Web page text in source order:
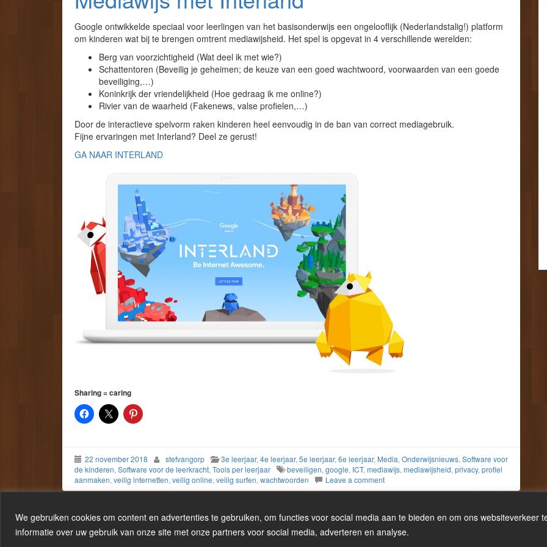
We gebruiken cookies om content en advertenties te gebruiken, om functies voor social media aan te bieden en om ons websiteverkeer
informatie over uw gebruik van onze site met onze partners voor social media, adverteren en analyse.
Google ontwikkelde speciaal voor leerlingen van het basisonderwijs een ongelooflijk (Nederlandstalig!) platform
om kinderen wat bij te brengen omtrent mediawijsheid. Het spel is opgevat in 4 verschillende werelden:
Berg van voorzichtigheid (Wat deel ik met wie?)
Schattentoren (Beveilig je geheimen; de keuze van een goed wachtwoord, voorwaarden van een goede
beveiliging,…)
Koninkrijk der vriendelijkheid (Hoe gedraag ik me online?)
Rivier van de waarheid (Fakenews, valse profielen,…)
Door de interactieve spelvorm raken kinderen heel eenvoudig in de ban van correct mediagebruik.
Fijne ervaringen met Interland? Deel ze gerust!
GA NAAR INTERLAND
Sharing = caring
22 november 2018 stefvangorp 3e leerjaar, 4e leerjaar, 5e leerjaar, 6e leerjaar, Media, Onderwijsnieuws, Software voor
de kinderen, Software voor de leerkracht, Tools per leerjaar beveiligen, google, ICT, mediawijs, mediawijsheid, privacy, profiel
aanmaken, veilig internetten, veilig online, veilig surfen, wachtwoorden Leave a comment
Proudly powered by WordPress|Theme:LineDay.